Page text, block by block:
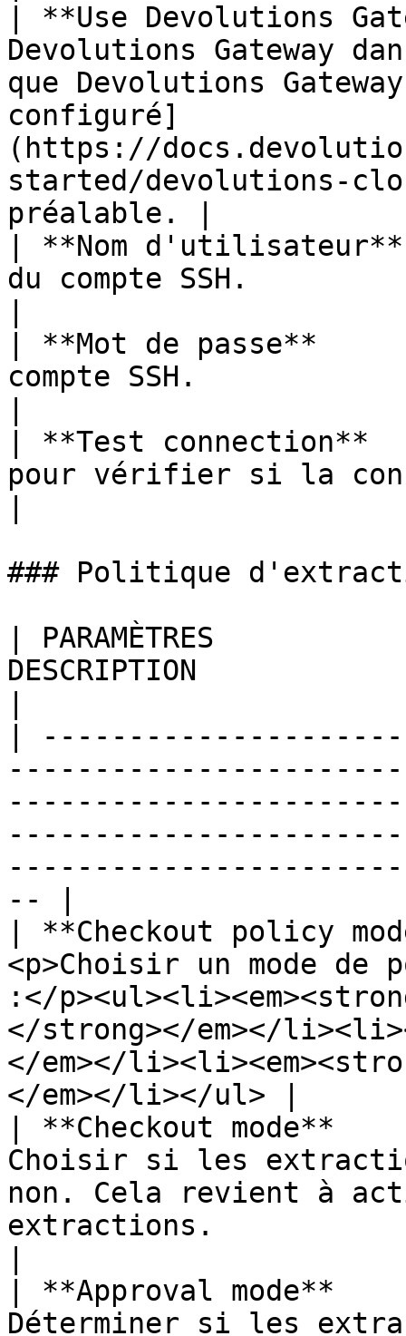
| **Use Devolutions
Devolutions Gateway
que Devolutions
configuré]
(https://
started/devolutions-
préalable. |
| **Nom
du compte SSH.
| **Mot de passe**
compte SSH.
| **Test
pour vérifier si la
### Politique
| PARAMÈTRES
DESCRIPTION
|
-- |
| **Checkout policy
<p>Choisir un mode
:</
</strong></em></
</em></
</em></li></ul> |
| **Checkout
Choisir si les
non. Cela revient à
extractions.
| **Approval
Déterminer si les